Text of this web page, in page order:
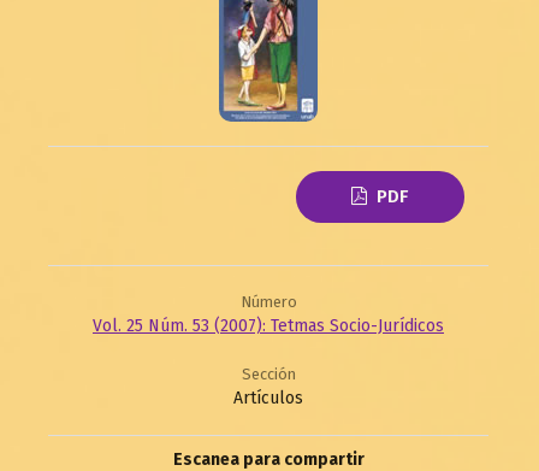
PDF
Número
Vol. 25 Núm. 53 (2007): Tetmas Socio-Jurídicos
Sección
Artículos
Escanea para compartir